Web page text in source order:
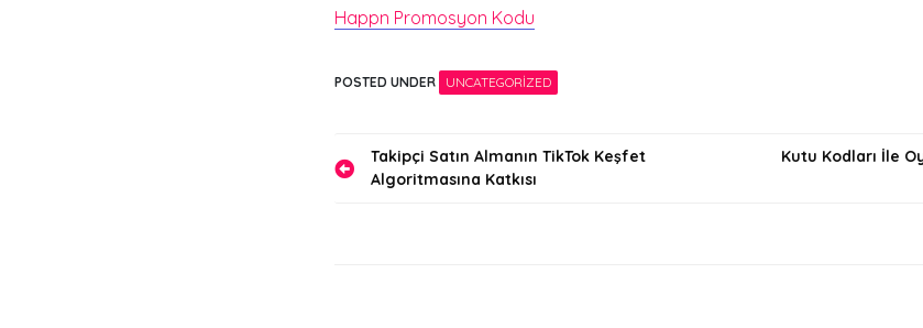
Happn Promosyon Kodu
POSTED UNDER UNCATEGORIZED
YazıTakipçi Satın Almanın TikTok Keşfet
Algoritmasına Katkısı
Kutu Kodları İle